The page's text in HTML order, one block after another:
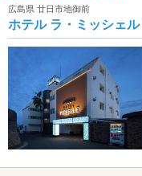
広島県 廿日市地御前
ホテル ラ・ミッシェル